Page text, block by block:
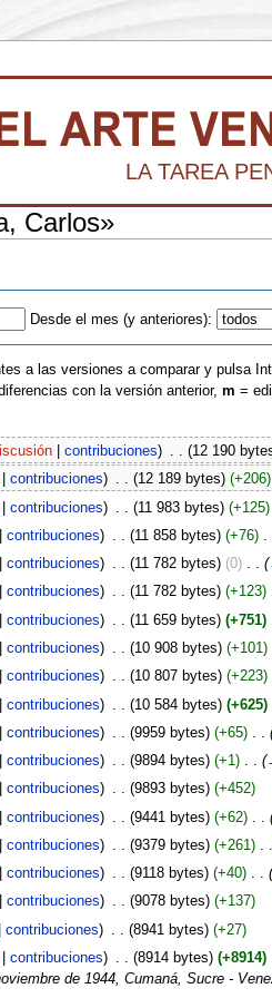
LA TAREA
Carlos»
Desde el mes (y anteriores):
a las versiones a comparar y pulsa
con la versión anterior, m =
|contribuciones) . . (12 190
|contribuciones) . . (12 189 bytes) (+206)‎
|contribuciones) (11 983 bytes) (+125)‎
|contribuciones) . . (11 858 bytes) (+76)‎ .
|contribuciones) . . (11 782 bytes) (0)‎ . . (
|contribuciones) . . (11 782 bytes) (+123)‎
|contribuciones) (11 659 bytes) (+751)‎
|contribuciones) . . (10 908 bytes) (+101)‎
|contribuciones) . . (10 807 bytes) (+223)‎
|contribuciones) (10 584 bytes) (+625)‎
|contribuciones) (9959 bytes) (+65)‎
|contribuciones) . . (9894 bytes) (+1)‎ . . (
|contribuciones) . . (9893 bytes) (+452)
|contribuciones) (9441 bytes) (+62)‎
|contribuciones) . . (9379 bytes) (+261)‎ . .
|contribuciones) . . (9118 bytes) (+40)‎ . . (
|contribuciones) . . (9078 bytes) (+137)
|contribuciones) (8941 bytes) (+27)
|contribuciones) . . (8914 bytes) (+8914)‎
de 1944, Cumaná, Sucre -